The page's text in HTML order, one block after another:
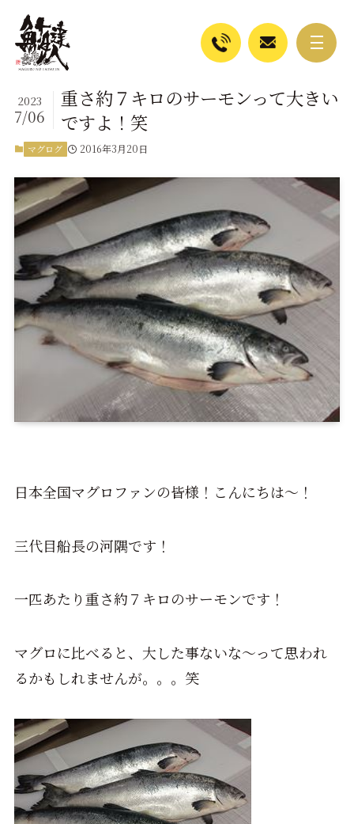
重さ約７キロのサーモンって大きい
ですよ！笑
2023
7/06
マグログ 2016年3月20日
日本全国マグロファンの皆様！こんにちは～！
三代目船長の河隅です！
一匹あたり重さ約７キロのサーモンです！
マグロに比べると、大した事ないな～って思われ
るかもしれませんが。。。笑